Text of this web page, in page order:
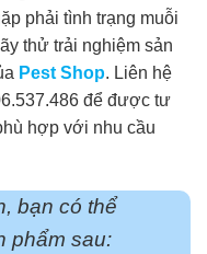
phải tình trạng muỗi
thử trải nghiệm sản
Pest Shop. Liên hệ
để được tư
hợp với nhu cầu
bạn có thể
phẩm sau: